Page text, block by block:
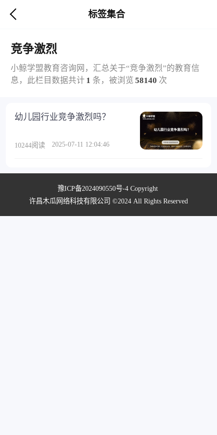
标签集合
竞争激烈
小鲸学盟教育咨询网，汇总关于“竞争激烈”的教育信
息，此栏目数据共计 1 条，被浏览 58140 次
幼儿园行业竞争激烈吗？
10244阅读 2025-07-11 12:04:46
豫ICP备2024090550号-4Copyright
许昌木瓜网络科技有限公司 ©2024 All Rights Reserved